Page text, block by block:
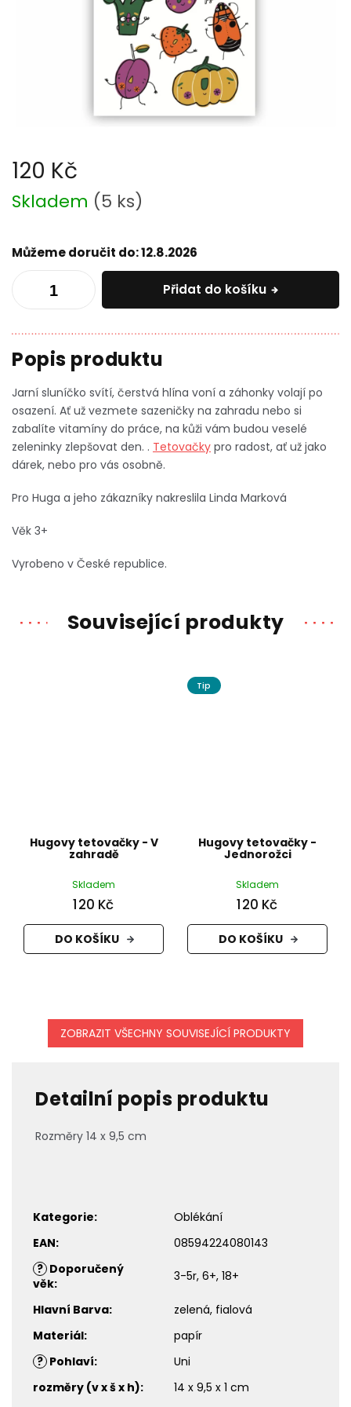
120 Kč
Měrná
cena:
Skladem (5 ks)
Můžeme doručit do:12.8.2026
Přidat do košíku
Jarní sluníčko svítí, čerstvá hlína voní a záhonky volají po
osazení. Ať už vezmete sazeničky na zahradu nebo si
zabalíte vitamíny do práce, na kůži vám budou veselé
zeleninky zlepšovat den. . Tetovačky pro radost, ať už jako
dárek, nebo pro vás osobně.
Pro Huga a jeho zákazníky nakreslila Linda Marková
Věk 3+
Vyrobeno v České republice.
Související produkty
Hugovy tetovačky - V
zahradě
Skladem
120 Kč
DO KOŠÍKU
Tip
Hugovy tetovačky -
Jednorožci
Skladem
120 Kč
DO KOŠÍKU
ZOBRAZIT VŠECHNY SOUVISEJÍCÍ PRODUKTY
Detailní popis produktu
Rozměry 14 x 9,5 cm
Kategorie:
Oblékání
EAN:
08594224080143
? Doporučený
věk: 3-5r, 6+, 18+
Hlavní Barva:
zelená, fialová
Materiál:
papír
? Pohlaví:
Uni
rozměry (v x š x h): 14 x 9,5 x 1 cm